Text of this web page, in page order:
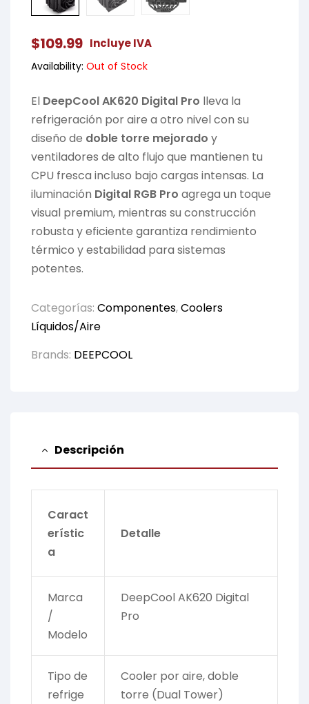
$109.99 Incluye IVA
Availability: Out of Stock
El DeepCool AK620 Digital Pro lleva la
refrigeración por aire a otro nivel con su
diseño de doble torre mejorado y
ventiladores de alto flujo que mantienen tu
CPU fresca incluso bajo cargas intensas. La
iluminación Digital RGB Pro agrega un toque
visual premium, mientras su construcción
robusta y eficiente garantiza rendimiento
térmico y estabilidad para sistemas
potentes.
Categorías: Componentes,Coolers
Líquidos/Aire
Brands: DEEPCOOL
Descripción
Caract
erístic
a
Detalle
Marca
/
Modelo
DeepCool AK620 Digital
Pro
Tipo de
refrige
Cooler por aire, doble
torre (Dual Tower)